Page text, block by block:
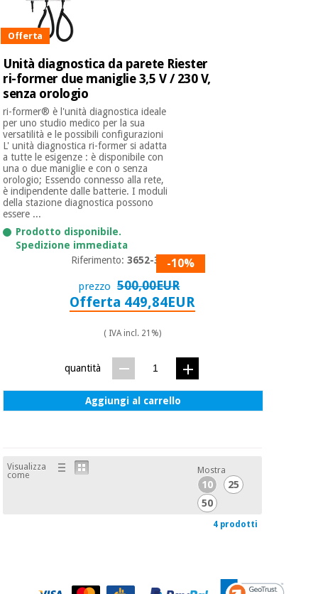
Offerta
Unità diagnostica da parete Riester
ri-former due maniglie 3,5 V / 230 V,
senza orologio
ri-former® è l'unità diagnostica ideale
per uno studio medico per la sua
versatilità e le possibili configurazioni
L' unità diagnostica ri-former si adatta
a tutte le esigenze : è disponibile con
una o due maniglie e con o senza
orologio; Essendo connesso alla rete,
è indipendente dalle batterie. I moduli
della stazione diagnostica possono
essere ...
Prodotto disponibile.
Spedizione immediata
Riferimento:3652-300-10%
prezzo 500,00EUR
Offerta 449,84EUR
( IVA incl. 21%)
quantità
Aggiungi al carrello
Visualizza
come
Mostra
10
25
50
4 prodotti